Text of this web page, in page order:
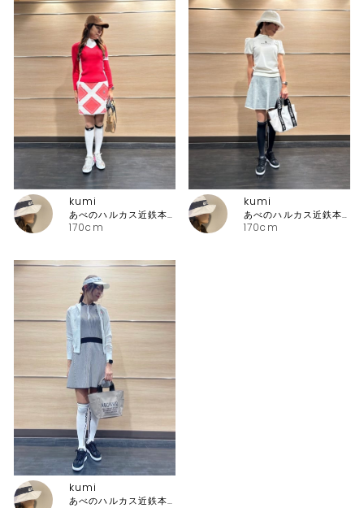
170cm
kumi
あべのハルカス近鉄本店 アルチビオ・ピッコーネクラブ
170cm
kumi
あべのハルカス近鉄本店 アルチビオ・ピッコーネクラブ
kumi
あべのハルカス近鉄本店 アルチビオ・ピッコーネクラブ